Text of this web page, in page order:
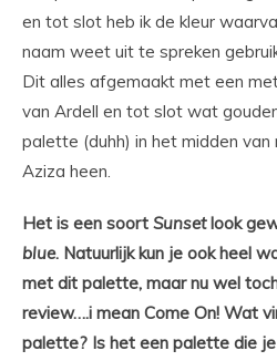
en tot slot heb ik de kleur
naam weet uit te spreken
Dit alles afgemaakt met een
van Ardell en tot slot wat
palette (duhh) in het midden van
Aziza heen.
Het is een soort Sunsetlook
blue. Natuurlijk kun je ook heel
met dit palette, maar nu wel
review….i mean Come On! Wat
palette? Is het een palette die